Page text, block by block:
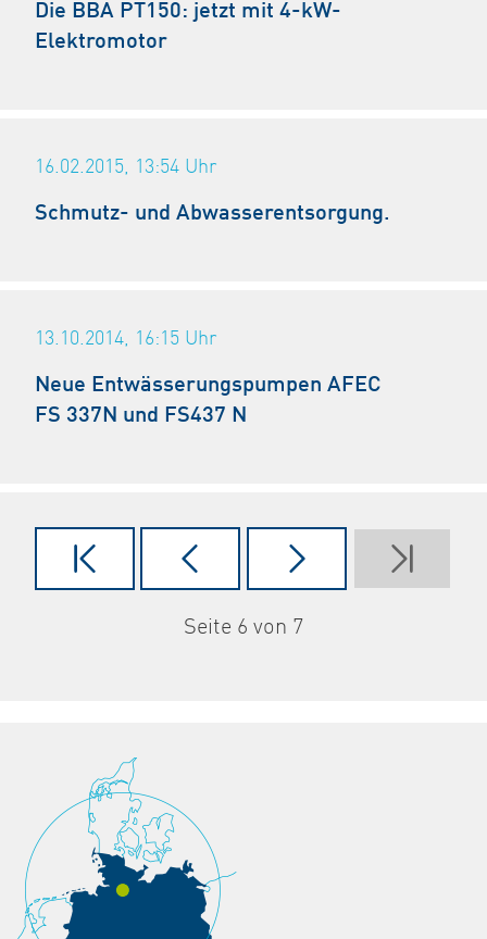
Die BBA PT150: jetzt mit 4-kW-
Elektromotor
16.02.2015, 13:54 Uhr
Schmutz- und Abwasserentsorgung.
13.10.2014, 16:15 Uhr
Neue Entwässerungspumpen AFEC
FS 337N und FS437 N
Seite 6 von 7